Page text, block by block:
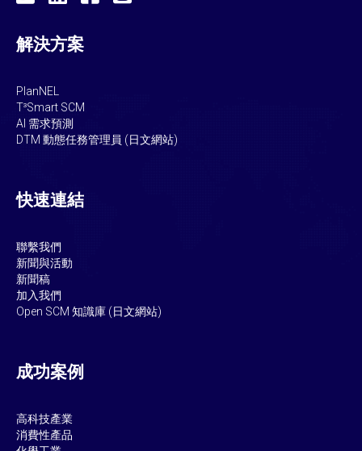
解決方案
PlanNEL
T³Smart SCM
AI 需求預測
DTM 動態任務管理員 (日文網站)
快速連結
聯繫我們
新聞與活動
新聞稿
加入我們
Open SCM 知識庫 (日文網站)
成功案例
高科技產業
消費性產品